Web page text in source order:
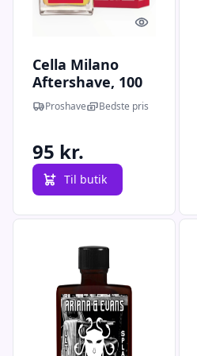
Quick look
Cella Milano
Aftershave, 100
ml.Proshave Bedste pris
95 kr.
Til butik